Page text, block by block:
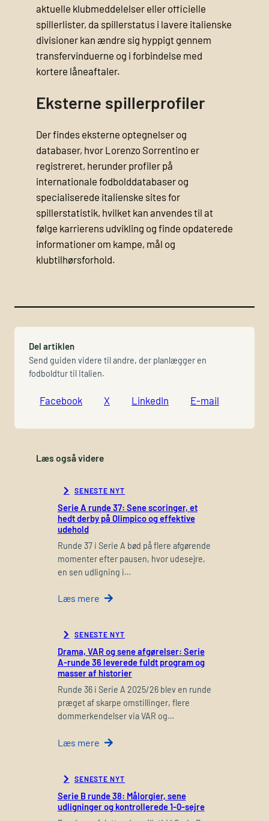
aktuelle klubmeddelelser eller officielle
spillerlister, da spillerstatus i lavere italienske
divisioner kan ændre sig hyppigt gennem
transfervinduerne og i forbindelse med
kortere låneaftaler.
Eksterne spillerprofiler
Der findes eksterne optegnelser og
databaser, hvor Lorenzo Sorrentino er
registreret, herunder profiler på
internationale fodbolddatabaser og
specialiserede italienske sites for
spillerstatistik, hvilket kan anvendes til at
følge karrierens udvikling og finde opdaterede
informationer om kampe, mål og
klubtilhørsforhold.
Del artiklen
Send guiden videre til andre, der planlægger en
fodboldtur til Italien.
Facebook X LinkedIn E-mail
Læs også videre
SENESTE NYT
Serie A runde 37: Sene scoringer, et
hedt derby på Olimpico og effektive
udehold
Runde 37 i Serie A bød på flere afgørende
momenter efter pausen, hvor udesejre,
en sen udligning i…
Læs mere
SENESTE NYT
Drama, VAR og sene afgørelser: Serie
A-runde 36 leverede fuldt program og
masser af historier
Runde 36 i Serie A 2025/26 blev en runde
præget af skarpe omstillinger, flere
dommerkendelser via VAR og…
Læs mere
SENESTE NYT
Serie B runde 38: Målorgier, sene
udligninger og kontrollerede 1-0-sejre